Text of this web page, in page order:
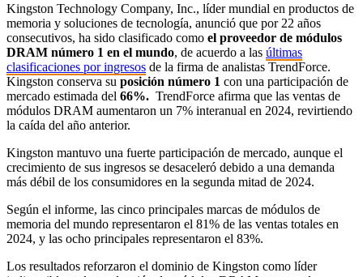
Kingston Technology Company, Inc., líder mundial en productos de
memoria y soluciones de tecnología, anunció que por 22 años
consecutivos, ha sido clasificado como el proveedor de módulos
DRAM número 1 en el mundo, de acuerdo a las últimas
clasificaciones por ingresos de la firma de analistas TrendForce.
Kingston conserva su posición número 1 con una participación de
mercado estimada del 66%. TrendForce afirma que las ventas de
módulos DRAM aumentaron un 7% interanual en 2024, revirtiendo
la caída del año anterior.
Kingston mantuvo una fuerte participación de mercado, aunque el
crecimiento de sus ingresos se desaceleró debido a una demanda
más débil de los consumidores en la segunda mitad de 2024.
Según el informe, las cinco principales marcas de módulos de
memoria del mundo representaron el 81% de las ventas totales en
2024, y las ocho principales representaron el 83%.
Los resultados reforzaron el dominio de Kingston como líder